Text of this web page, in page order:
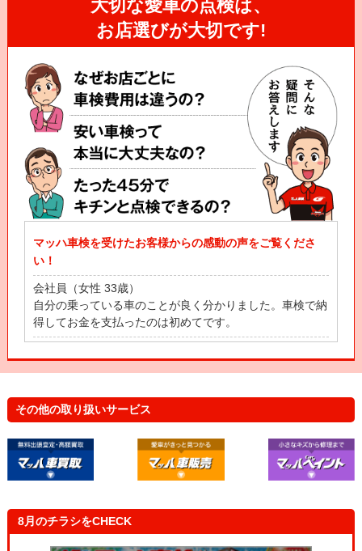
大切な愛車の点検は、
お店選びが大切です!
マッハ車検を受けたお客様からの感動の声をご覧くださ
い！
会社員（女性 33歳）
自分の乗っている車のことが良く分かりました。車検で納
得してお金を支払ったのは初めてです。
動したよ！
自分の車と一緒に健康診断を受けたみたいで楽しかったで
す！これで安心して車に乗れます！
その他の取り扱いサービス
8月のチラシをCHECK